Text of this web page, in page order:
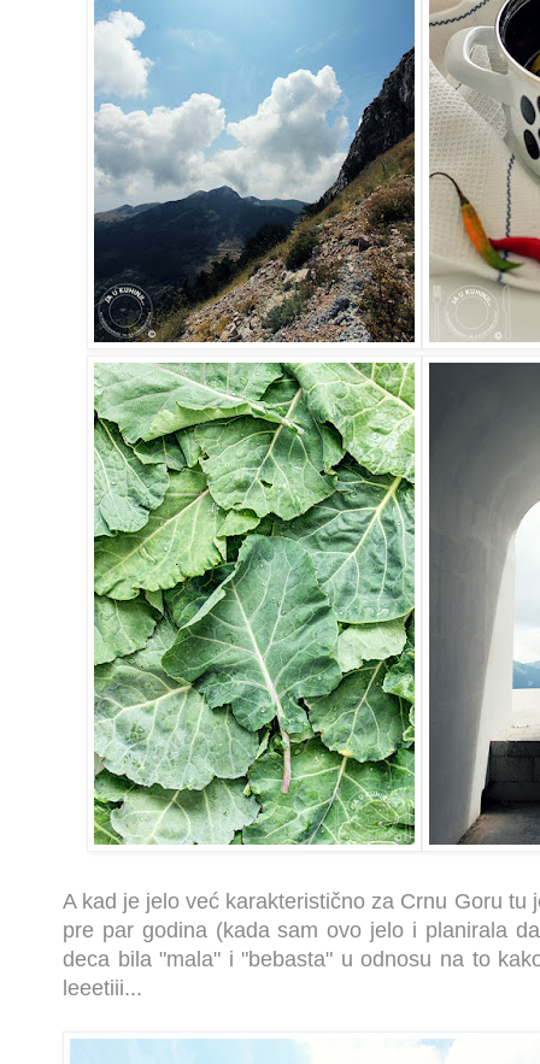
A kad je jelo već karakteristično za Crnu Goru tu
pre par godina (kada sam ovo jelo i planirala
deca bila "mala" i "bebasta" u odnosu na to
leeetiii...